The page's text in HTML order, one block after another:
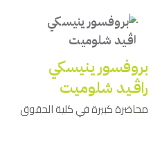
بروفسور ينيسكي
راﭬـيد شلوميت
محاضرة كبيرة في كلية الحقوق